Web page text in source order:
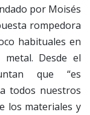
por Moisés
rompedora
habituales en
Desde el
que “es
todos nuestros
los materiales y